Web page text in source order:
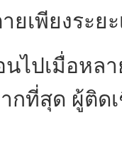
เพียงระย
เมื่อหลาย
กที่สุด ผู้ติด